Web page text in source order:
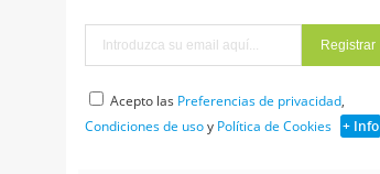
Acepto las Preferencias de privacidad,
Condiciones de usoy Política de Cookies + Info